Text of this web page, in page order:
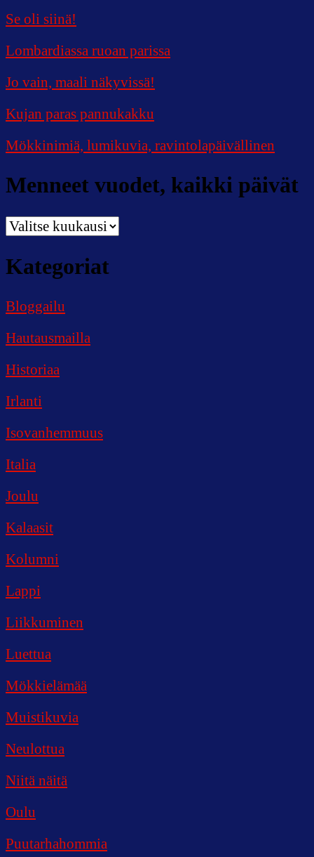
Se oli siinä!
Lombardiassa ruoan parissa
Jo vain, maali näkyvissä!
Kujan paras pannukakku
Mökkinimiä, lumikuvia, ravintolapäivällinen
Menneet vuodet, kaikki päivät
Menneet
vuodet,
kaikki
päivät
Kategoriat
Bloggailu
Hautausmailla
Historiaa
Irlanti
Isovanhemmuus
Italia
Joulu
Kalaasit
Kolumni
Lappi
Liikkuminen
Luettua
Mökkielämää
Muistikuvia
Neulottua
Niitä näitä
Oulu
Puutarhahommia